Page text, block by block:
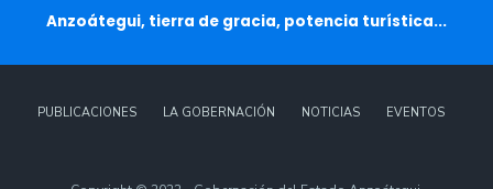
Anzoátegui, tierra de gracia, potencia turística...
PUBLICACIONES LA GOBERNACIÓN NOTICIAS EVENTOS